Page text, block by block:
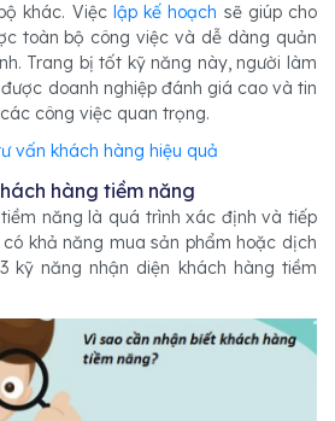
khác. Việc lập kế hoạch sẽ giúp cho
toàn bộ công việc và dễ dàng quản
Trang bị tốt kỹ năng này, người làm
doanh nghiệp đánh giá cao và tin
công việc quan trọng.
vấn khách hàng hiệu quả
hàng tiềm năng
năng là quá trình xác định và tiếp
khả năng mua sản phẩm hoặc dịch
kỹ năng nhận diện khách hàng tiềm